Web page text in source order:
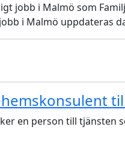
jobb i Malmö som
i Malmö uppdateras
en person till